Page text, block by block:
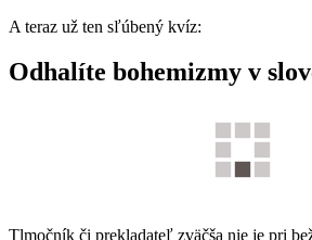
A teraz už ten sľúbený kvíz:
Odhalíte bohemizmy v
Tlmočník či prekladateľ zväčša nie je pri